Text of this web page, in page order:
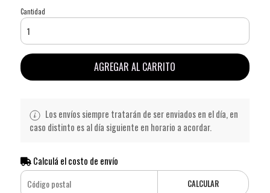
Cantidad
AGREGAR AL CARRITO
Los envíos siempre tratarán de ser enviados en el día, en
caso distinto es al día siguiente en horario a acordar.
Calculá el costo de envío
CALCULAR